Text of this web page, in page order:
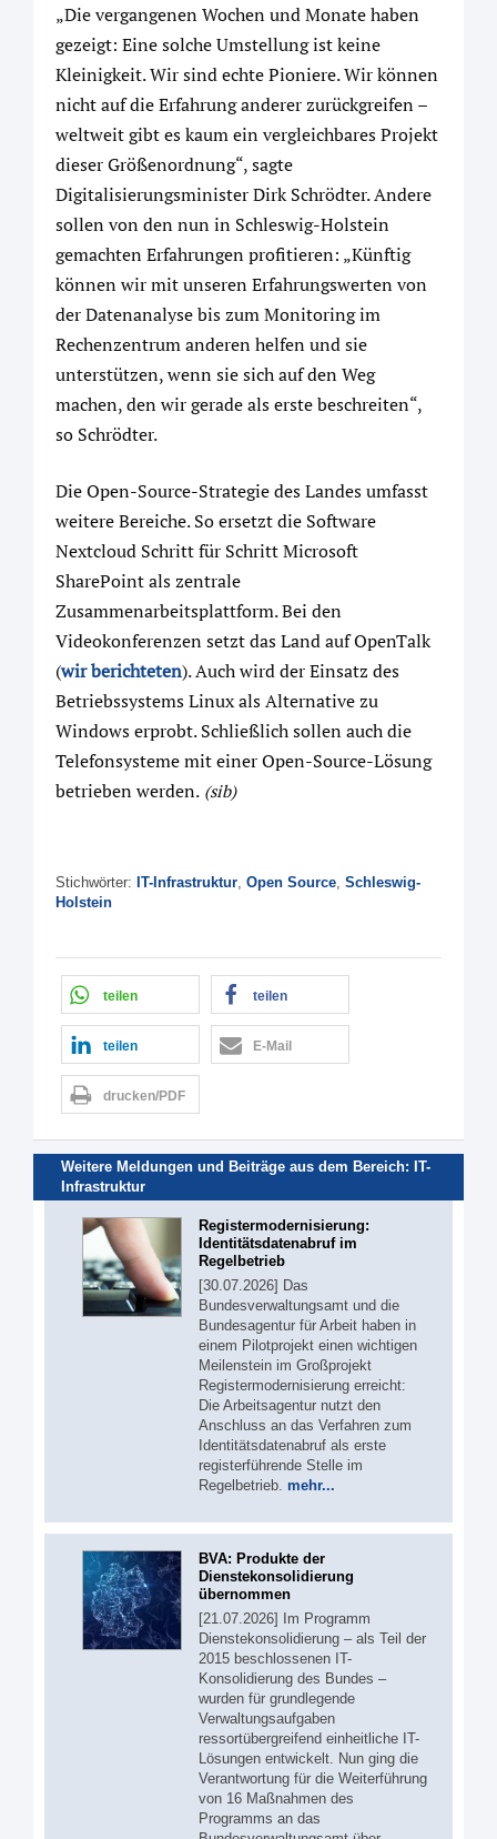
„Die vergangenen Wochen und Monate haben
gezeigt: Eine solche Umstellung ist keine
Kleinigkeit. Wir sind echte Pioniere. Wir können
nicht auf die Erfahrung anderer zurückgreifen –
weltweit gibt es kaum ein vergleichbares Projekt
dieser Größenordnung“, sagte
Digitalisierungsminister Dirk Schrödter. Andere
sollen von den nun in Schleswig-Holstein
gemachten Erfahrungen profitieren: „Künftig
können wir mit unseren Erfahrungswerten von
der Datenanalyse bis zum Monitoring im
Rechenzentrum anderen helfen und sie
unterstützen, wenn sie sich auf den Weg
machen, den wir gerade als erste beschreiten“,
so Schrödter.
Die Open-Source-Strategie des Landes umfasst
weitere Bereiche. So ersetzt die Software
Nextcloud Schritt für Schritt Microsoft
SharePoint als zentrale
Zusammenarbeitsplattform. Bei den
Videokonferenzen setzt das Land auf OpenTalk
(wir berichteten). Auch wird der Einsatz des
Betriebssystems Linux als Alternative zu
Windows erprobt. Schließlich sollen auch die
Telefonsysteme mit einer Open-Source-Lösung
betrieben werden. (sib)
Stichwörter: IT-Infrastruktur Open Source Schleswig-
Holstein
teilen teilen
teilen E-Mail
drucken/PDF
Weitere Meldungen und Beiträge aus dem Bereich: IT-
Infrastruktur
Registermodernisierung:
Identitätsdatenabruf im
Regelbetrieb
[30.07.2026] Das
Bundesverwaltungsamt und die
Bundesagentur für Arbeit haben in
einem Pilotprojekt einen wichtigen
Meilenstein im Großprojekt
Registermodernisierung erreicht:
Die Arbeitsagentur nutzt den
Anschluss an das Verfahren zum
Identitätsdatenabruf als erste
registerführende Stelle im
Regelbetrieb. mehr...
BVA: Produkte der
Dienstekonsolidierung
übernommen
[21.07.2026] Im Programm
Dienstekonsolidierung – als Teil der
2015 beschlossenen IT-
Konsolidierung des Bundes –
wurden für grundlegende
Verwaltungsaufgaben
ressortübergreifend einheitliche IT-
Lösungen entwickelt. Nun ging die
Verantwortung für die Weiterführung
von 16 Maßnahmen des
Programms an das